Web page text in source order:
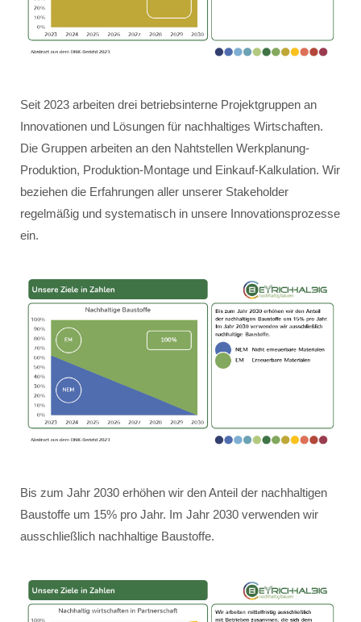
Seit 2023 arbeiten drei betriebsinterne Projektgruppen an
Innovationen und Lösungen für nachhaltiges Wirtschaften.
Die Gruppen arbeiten an den Nahtstellen Werkplanung-
Produktion, Produktion-Montage und Einkauf-Kalkulation. Wir
beziehen die Erfahrungen aller unserer Stakeholder
regelmäßig und systematisch in unsere Innovationsprozesse
ein.
Bis zum Jahr 2030 erhöhen wir den Anteil der nachhaltigen
Baustoffe um 15% pro Jahr. Im Jahr 2030 verwenden wir
ausschließlich nachhaltige Baustoffe.